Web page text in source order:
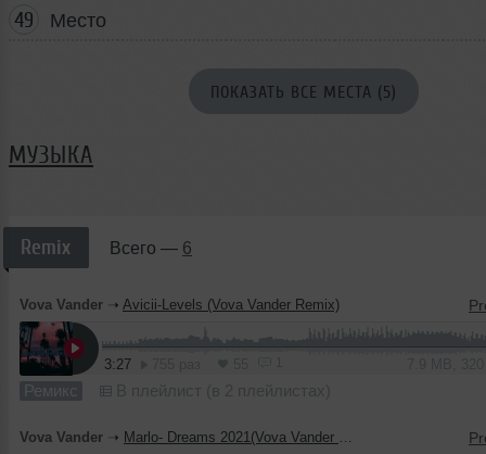
49 Место
ПОКАЗАТЬ ВСЕ МЕСТА (5)
МУЗЫКА
Remix Всего — 6
Vova Vander ➝ Avicii-Levels (Vova Vander Remix)
3:27
Ремикс В плейлист (в 2 плейлистах)
Vova Vander ➝ Marlo- Dreams 2021(Vova Vander remix)